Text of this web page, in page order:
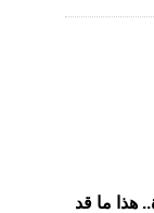
هذا ما قد